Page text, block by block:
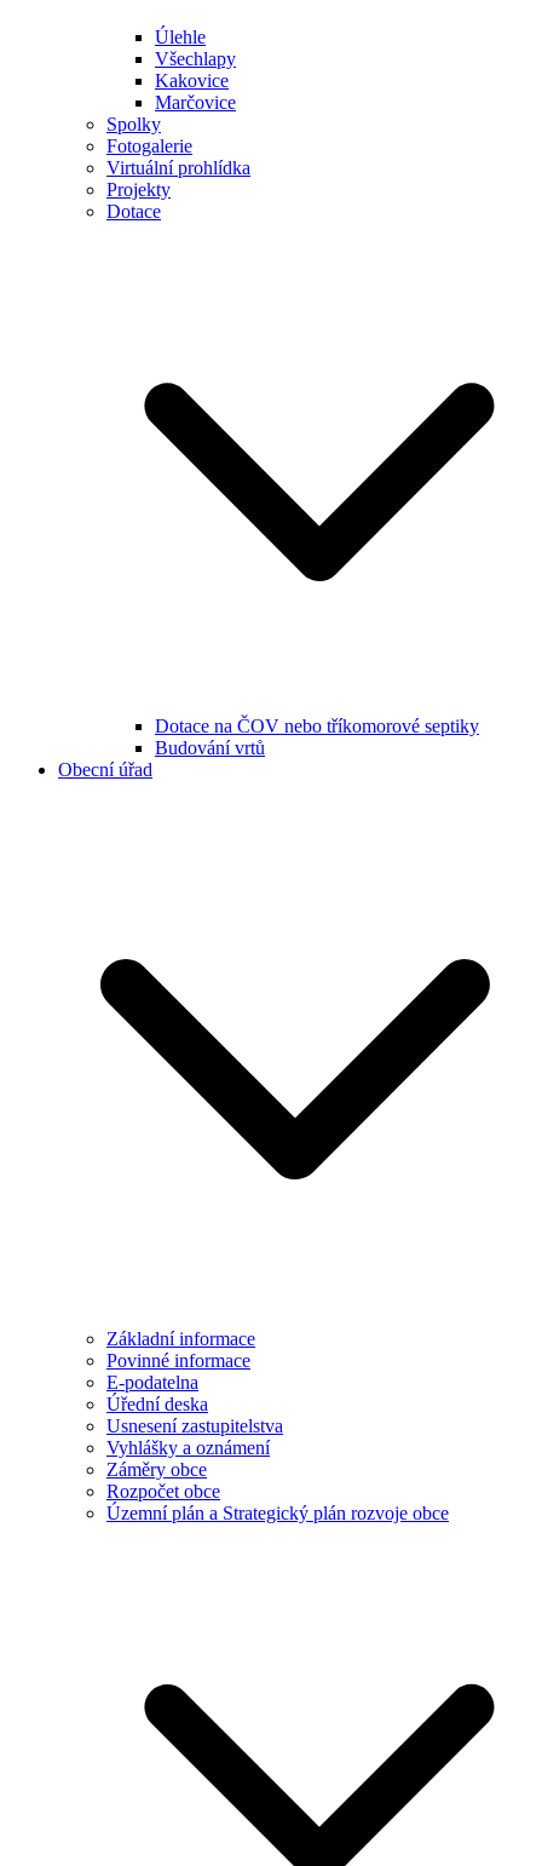
Úlehle
Všechlapy
Kakovice
Marčovice
Spolky
Fotogalerie
Virtuální prohlídka
Projekty
Dotace
Dotace na ČOV nebo tříkomorové septiky
Budování vrtů
Obecní úřad
Základní informace
Povinné informace
E-podatelna
Úřední deska
Usnesení zastupitelstva
Vyhlášky a oznámení
Záměry obce
Rozpočet obce
Územní plán a Strategický plán rozvoje obce